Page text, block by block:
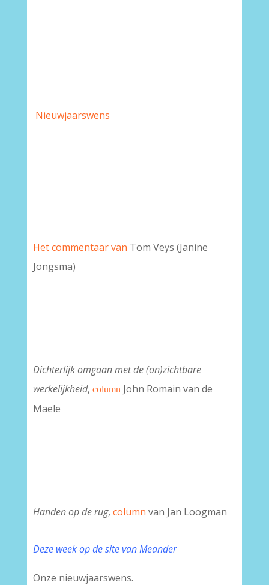
Nieuwjaarswens
Het commentaar van Tom Veys (Janine
Jongsma)
Dichterlijk omgaan met de (on)zichtbare
werkelijkheid, columnJohn Romain van de
Maele
Handen op de rug, column van Jan Loogman
Deze week op de site van Meander
Onze nieuwjaarswens.